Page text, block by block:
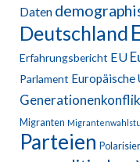
Daten
Deutschland
Erfahrungsbericht EU
Parlament Europäische
Migranten
Parteien